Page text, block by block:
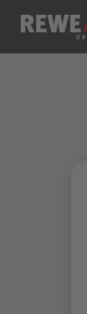
Zum Inhalt